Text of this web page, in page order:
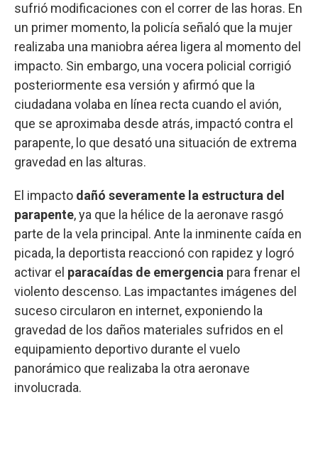
sufrió modificaciones con el correr de las horas. En
un primer momento, la policía señaló que la mujer
realizaba una maniobra aérea ligera al momento del
impacto. Sin embargo, una vocera policial corrigió
posteriormente esa versión y afirmó que la
ciudadana volaba en línea recta cuando el avión,
que se aproximaba desde atrás, impactó contra el
parapente, lo que desató una situación de extrema
gravedad en las alturas.
El impacto dañó severamente la estructura del
parapente, ya que la hélice de la aeronave rasgó
parte de la vela principal. Ante la inminente caída en
picada, la deportista reaccionó con rapidez y logró
activar el paracaídas de emergencia para frenar el
violento descenso. Las impactantes imágenes del
suceso circularon en internet, exponiendo la
gravedad de los daños materiales sufridos en el
equipamiento deportivo durante el vuelo
panorámico que realizaba la otra aeronave
involucrada.